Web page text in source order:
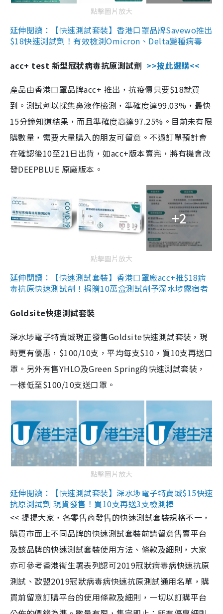
點擊圖片放大
延伸閱讀：【快速測試套裝】香港口罩品牌Savewo推出
$18快速測試劑！有效檢測Omicron、Delta變種病毒
acc+ test 新型冠狀病毒抗原測試劑 >>按此選購<<
產品由香港口罩品牌acc+ 推出，抗疫價只要$18就買
到。測試劑以採集鼻液作檢測，準確度達99.03%，最快
15分鐘知道結果，而且準確度高達97.25%。目前未有限
購數量，需要大量購入的朋友可留意。不過訂單預計會
在確認後10至21日出貨，如acc+版本賣完，將有機會改
發DEEPBLUE 原廠版本。
+2
點擊圖片放大
延伸閱讀：【快速測試套裝】香港口罩廠acc+推$18病
毒抗原快速測試劑！捐贈10萬盒測試劑予深水埗露宿者
Goldsite快速測試套裝
深水埗電子特賣城現正發售Goldsite快速測試套裝，現
時更有優惠，$100/10支，平均每支$10，買10支再送口
罩。另外有售YHLO及Green Spring的快速測試套裝，
一樣低至$100/10支送口罩。
點擊圖片放大
延伸閱讀：【快速測試套裝】深水埗電子特賣城$15快速
抗原測試劑 現貨發售！買10支再送3支檢測棒
<< 提提大家，各零售商發售的快速測試套裝規格不一，
購買市面上不同品牌的快速測試套裝前請留意售賣平台
及該品牌的快速測試套裝使用方法、條款及細則，大家
亦可參考香港衞生署表列認可2019冠狀病毒病快速抗原
測試、歐盟2019冠狀病毒病快速抗原測試通用名單，購
買前留意訂購平台的使用條款及細則，一切以訂購平台